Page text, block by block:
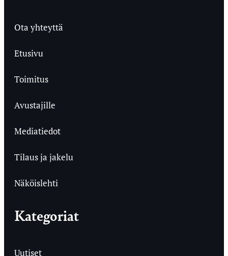
Ota yhteyttä
Etusivu
Toimitus
Avustajille
Mediatiedot
Tilaus ja jakelu
Näköislehti
Kategoriat
Uutiset